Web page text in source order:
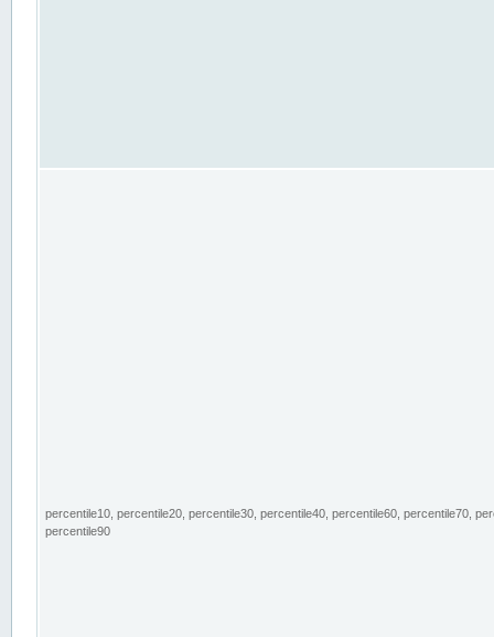
percentile10, percentile20, percentile30, percentile40, percentile60, percentile70,
percentile90